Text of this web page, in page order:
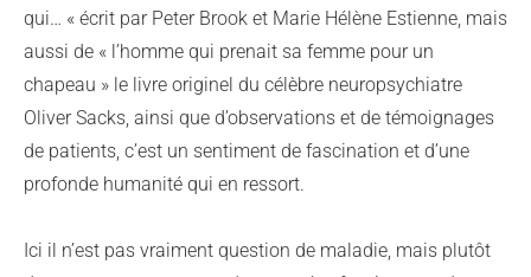
qui… « écrit par Peter Brook et Marie Hélène Estienne, mais
aussi de « l’homme qui prenait sa femme pour un
chapeau » le livre originel du célèbre neuropsychiatre
Oliver Sacks, ainsi que d’observations et de témoignages
de patients, c’est un sentiment de fascination et d’une
profonde humanité qui en ressort.
Ici il n’est pas vraiment question de maladie, mais plutôt